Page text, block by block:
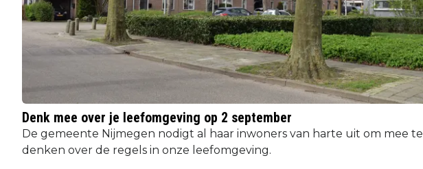
Denk mee over je leefomgeving op 2 september
De gemeente Nijmegen nodigt al haar inwoners van harte uit om mee te
denken over de regels in onze leefomgeving.